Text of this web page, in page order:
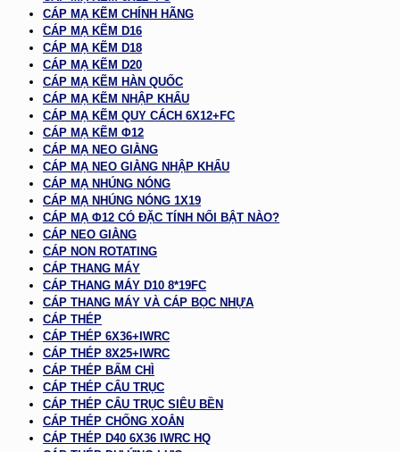
CÁP MẠ KẼM CHÍNH HÃNG
CÁP MẠ KẼM D16
CÁP MẠ KẼM D18
CÁP MẠ KẼM D20
CÁP MẠ KẼM HÀN QUỐC
CÁP MẠ KẼM NHẬP KHẨU
CÁP MẠ KẼM QUY CÁCH 6X12+FC
CÁP MẠ KẼM Φ12
CÁP MẠ NEO GIẰNG
CÁP MẠ NEO GIẰNG NHẬP KHẨU
CÁP MẠ NHÚNG NÓNG
CÁP MẠ NHÚNG NÓNG 1X19
CÁP MẠ Φ12 CÓ ĐẶC TÍNH NỔI BẬT NÀO?
CÁP NEO GIẰNG
CÁP NON ROTATING
CÁP THANG MÁY
CÁP THANG MÁY D10 8*19FC
CÁP THANG MÁY VÀ CÁP BỌC NHỰA
CÁP THÉP
CÁP THÉP 6X36+IWRC
CÁP THÉP 8X25+IWRC
CÁP THÉP BẤM CHÌ
CÁP THÉP CẨU TRỤC
CÁP THÉP CẨU TRỤC SIÊU BỀN
CÁP THÉP CHỐNG XOẮN
CÁP THÉP D40 6X36 IWRC HQ